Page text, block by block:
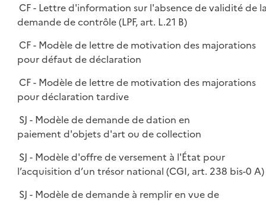
CF - Lettre d'information sur l'absence de validité de
demande de contrôle (LPF, art. L.21 B)
CF - Modèle de lettre de motivation des majorations
pour défaut de déclaration
CF - Modèle de lettre de motivation des majorations
pour déclaration tardive
SJ - Modèle de demande de dation en
paiement d'objets d'art ou de collection
SJ - Modèle d'offre de versement à l'État pour
l’acquisition d’un trésor national (CGI, art. 238 bis-0 A)
SJ - Modèle de demande à remplir en vue de